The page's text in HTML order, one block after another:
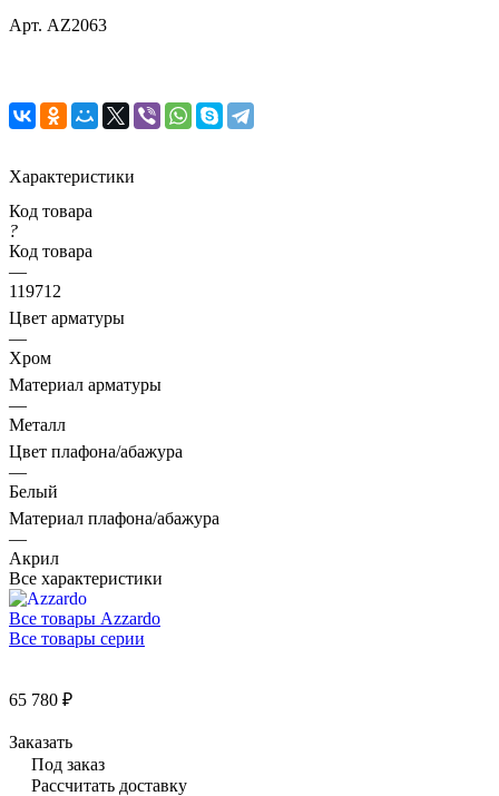
Арт. AZ2063
Характеристики
Код товара
?
Код товара
—
119712
Цвет арматуры
—
Хром
Материал арматуры
—
Металл
Цвет плафона/абажура
—
Белый
Материал плафона/абажура
—
Акрил
Все характеристики
Все товары Azzardo
Все товары серии
65 780 ₽
Заказать
Под заказ
Рассчитать доставку